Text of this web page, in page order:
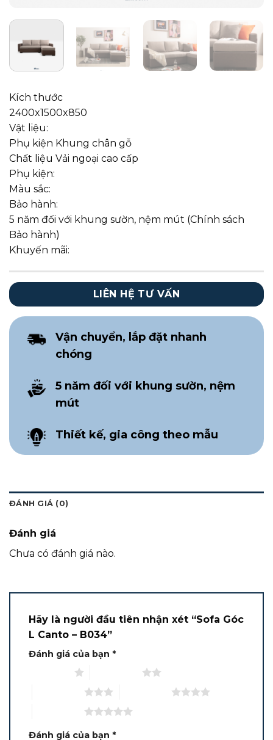
Kích thước
2400x1500x850
Vật liệu:
Phụ kiện Khung chân gỗ
Chất liệu Vải ngoại cao cấp
Phụ kiện:
Màu sắc:
Bảo hành:
5 năm đối với khung sườn, nệm mút (Chính sách
Bảo hành)
Khuyến mãi:
LIÊN HỆ TƯ VẤN
Vận chuyển, lắp đặt nhanh
chóng
5 năm đối với khung sườn, nệm
mút
Thiết kế, gia công theo mẫu
ĐÁNH GIÁ (0)
Đánh giá
Chưa có đánh giá nào.
Hãy là người đầu tiên nhận xét “Sofa Góc
L Canto – B034”
Đánh giá của bạn *
Đánh giá của bạn *